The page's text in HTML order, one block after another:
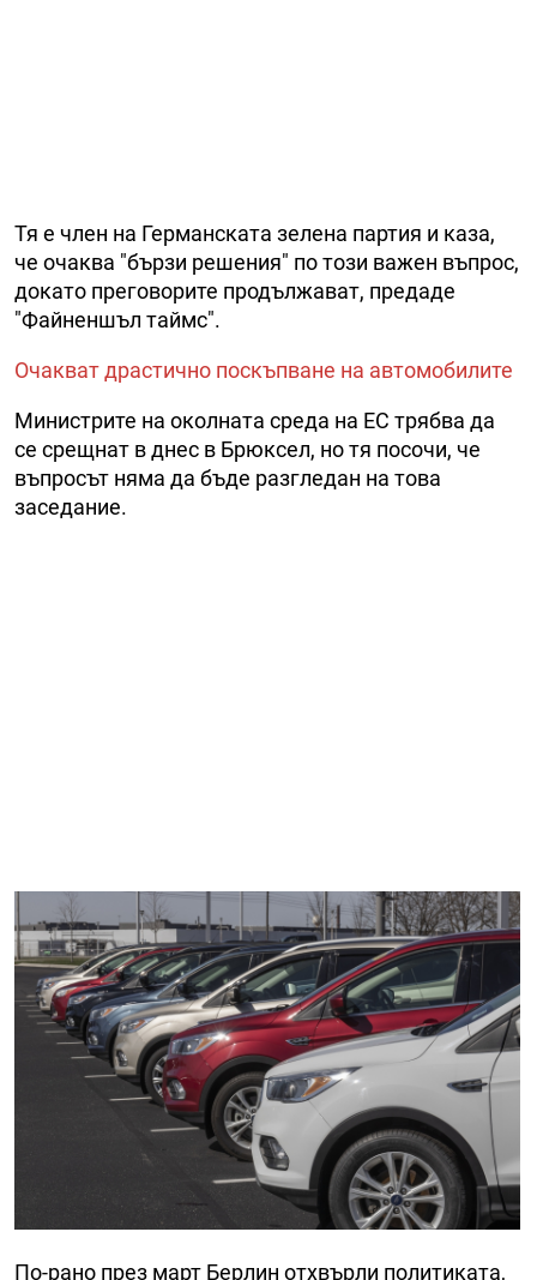
Тя е член на Германската зелена партия и каза,
че очаква "бързи решения" по този важен въпрос,
докато преговорите продължават, предаде
"Файненшъл таймс".
Очакват драстично поскъпване на автомобилите
Министрите на околната среда на ЕС трябва да
се срещнат в днес в Брюксел, но тя посочи, че
въпросът няма да бъде разгледан на това
заседание.
По-рано през март Берлин отхвърли политиката,